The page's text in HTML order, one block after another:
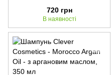
720 грн
В наявності